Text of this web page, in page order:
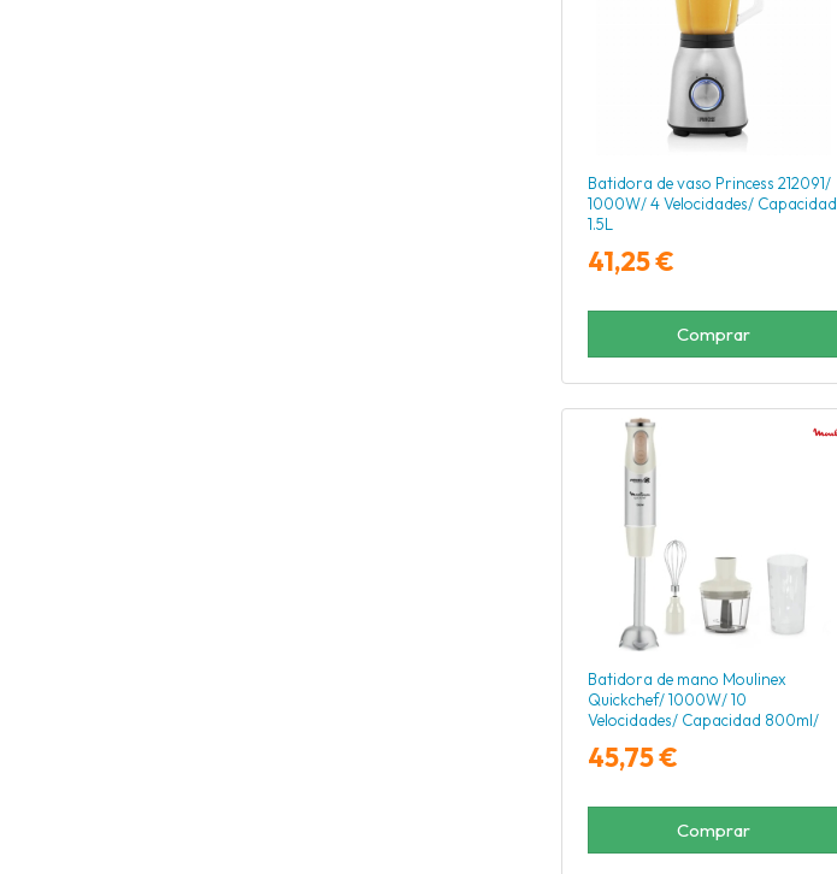
Batidora de vaso Princess 212091/
1000W/ 4 Velocidades/ Capacidad
1.5L
41,25 €
Comprar
Batidora de mano Moulinex
Quickchef/ 1000W/ 10
Velocidades/ Capacidad 800ml/
Medidor
45,75 €
Comprar